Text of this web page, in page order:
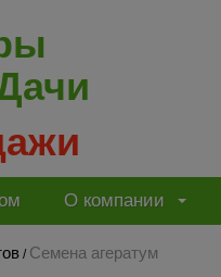
О компании
/ Семена агератум